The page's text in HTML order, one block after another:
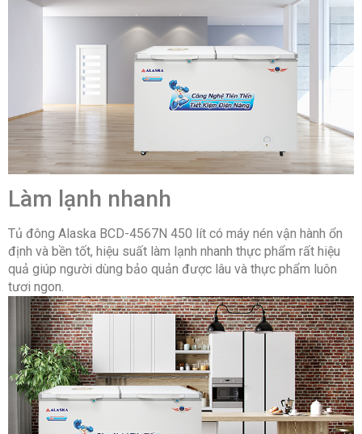
Làm lạnh nhanh
Tủ đông Alaska BCD-4567N 450 lít có máy nén vận hành ổn
định và bền tốt, hiệu suất làm lạnh nhanh thực phẩm rất hiệu
quả giúp người dùng bảo quản được lâu và thực phẩm luôn
tươi ngon.